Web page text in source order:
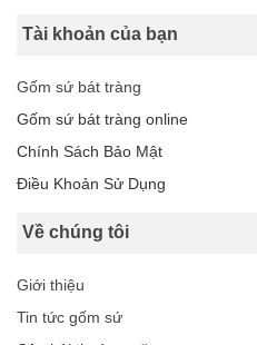
Tài khoản của bạn
Gốm sứ bát tràng
Gốm sứ bát tràng online
Chính Sách Bảo Mật
Điều Khoản Sử Dụng
Về chúng tôi
Giới thiệu
Tin tức gốm sứ